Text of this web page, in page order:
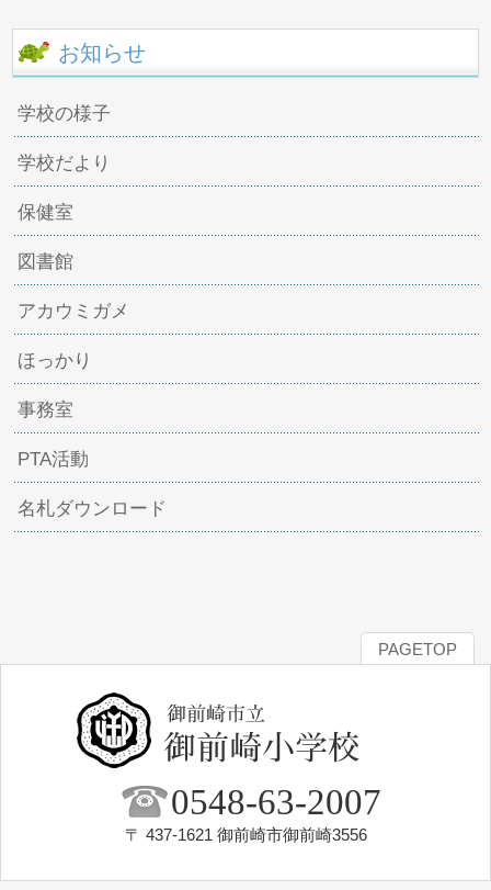
お知らせ
学校の様子
学校だより
保健室
図書館
アカウミガメ
ほっかり
事務室
PTA活動
名札ダウンロード
PAGETOP
0548-63-2007
〒 437-1621 御前崎市御前崎3556